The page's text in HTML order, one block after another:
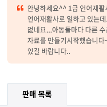
안녕하세요^^ 1급 언어재
언어재활사로 일하고 있는
없네요...아동들마다 다른
자료를 만들기시작했습니
있길 바랍니다..
판매 목록